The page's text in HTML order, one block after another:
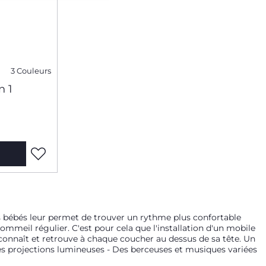
3 Couleurs
1
leur permet de trouver un rythme plus confortable
régulier. C'est pour cela que l'installation d'un mobile
et retrouve à chaque coucher au dessus de sa tête. Un
lumineuses - Des berceuses et musiques variées